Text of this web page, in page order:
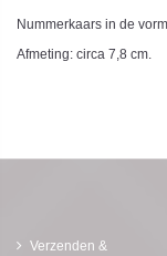
Nummerkaars in de
Afmeting: circa 7,8 cm.
Verzenden &